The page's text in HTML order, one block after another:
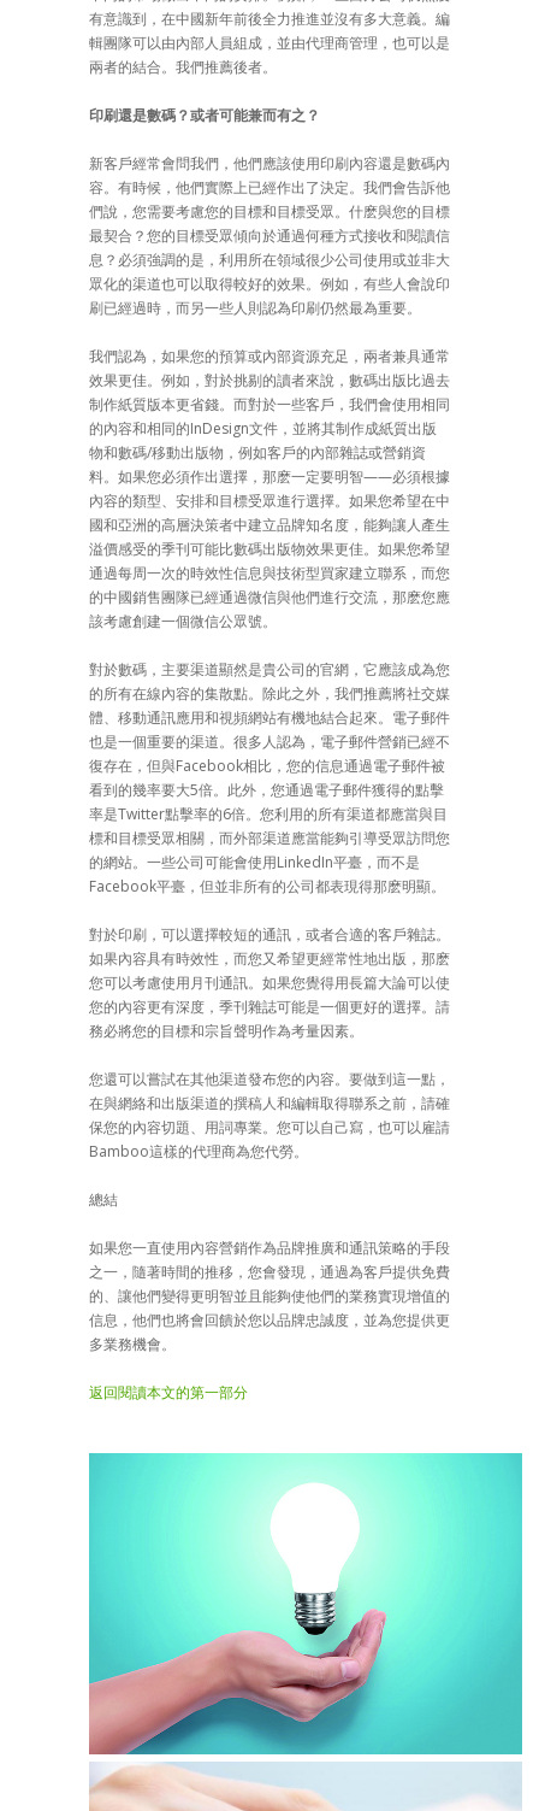
有意識到，在中國新年前後全力推進並沒有多大意義。編
輯團隊可以由內部人員組成，並由代理商管理，也可以是
兩者的結合。我們推薦後者。
印刷還是數碼？或者可能兼而有之？
新客戶經常會問我們，他們應該使用印刷內容還是數碼內
容。有時候，他們實際上已經作出了決定。我們會告訴他
們說，您需要考慮您的目標和目標受眾。什麽與您的目標
最契合？您的目標受眾傾向於通過何種方式接收和閱讀信
息？必須強調的是，利用所在領域很少公司使用或並非大
眾化的渠道也可以取得較好的效果。例如，有些人會說印
刷已經過時，而另一些人則認為印刷仍然最為重要。
我們認為，如果您的預算或內部資源充足，兩者兼具通常
效果更佳。例如，對於挑剔的讀者來說，數碼出版比過去
制作紙質版本更省錢。而對於一些客戶，我們會使用相同
的內容和相同的InDesign文件，並將其制作成紙質出版
物和數碼/移動出版物，例如客戶的內部雜誌或營銷資
料。如果您必須作出選擇，那麽一定要明智——必須根據
內容的類型、安排和目標受眾進行選擇。如果您希望在中
國和亞洲的高層決策者中建立品牌知名度，能夠讓人產生
溢價感受的季刊可能比數碼出版物效果更佳。如果您希望
通過每周一次的時效性信息與技術型買家建立聯系，而您
的中國銷售團隊已經通過微信與他們進行交流，那麽您應
該考慮創建一個微信公眾號。
對於數碼，主要渠道顯然是貴公司的官網，它應該成為您
的所有在線內容的集散點。除此之外，我們推薦將社交媒
體、移動通訊應用和視頻網站有機地結合起來。電子郵件
也是一個重要的渠道。很多人認為，電子郵件營銷已經不
復存在，但與Facebook相比，您的信息通過電子郵件被
看到的幾率要大5倍。此外，您通過電子郵件獲得的點擊
率是Twitter點擊率的6倍。您利用的所有渠道都應當與目
標和目標受眾相關，而外部渠道應當能夠引導受眾訪問您
的網站。一些公司可能會使用LinkedIn平臺，而不是
Facebook平臺，但並非所有的公司都表現得那麽明顯。
對於印刷，可以選擇較短的通訊，或者合適的客戶雜誌。
如果內容具有時效性，而您又希望更經常性地出版，那麽
您可以考慮使用月刊通訊。如果您覺得用長篇大論可以使
您的內容更有深度，季刊雜誌可能是一個更好的選擇。請
務必將您的目標和宗旨聲明作為考量因素。
您還可以嘗試在其他渠道發布您的內容。要做到這一點，
在與網絡和出版渠道的撰稿人和編輯取得聯系之前，請確
保您的內容切題、用詞專業。您可以自己寫，也可以雇請
Bamboo這樣的代理商為您代勞。
總結
如果您一直使用內容營銷作為品牌推廣和通訊策略的手段
之一，隨著時間的推移，您會發現，通過為客戶提供免費
的、讓他們變得更明智並且能夠使他們的業務實現增值的
信息，他們也將會回饋於您以品牌忠誠度，並為您提供更
多業務機會。
返回閱讀本文的第一部分